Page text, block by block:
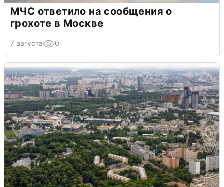
МЧС ответило на сообщения о
грохоте в Москве
7 августа 0